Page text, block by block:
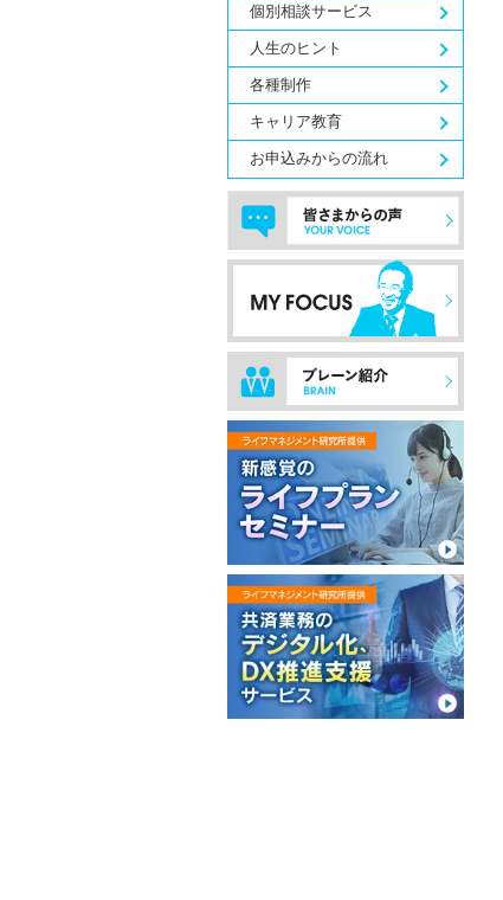
個別相談サービス
人生のヒント
各種制作
キャリア教育
お申込みからの流れ